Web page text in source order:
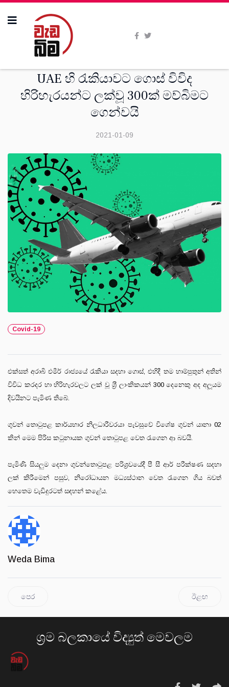
UAE හි රැකියාවට ගොස් විවිද
හිරිහැරයන්ට ලක්වූ 300ක් මව්බිමට
ගෙන්වයි
2021-01-09
Covid-19
එක්සත් අරාබි එමීර් රාජ්‍යයේ රැකියා සදහා ගොස්, එහිදී තම හාම්පුතුන් අතින්
විවිධ කරදර හා හිරිහැරවලට ලක් වූ ශ‍්‍රී ලාංකිකයන් 300 දෙනෙකු අද අලූයම
දිවයිනට පැමිණ තිබේ.
ගුවන් තොටුපළ කාර්යභාර නිලධාරීවරයා පැවසුවේ විශේෂ ගුවන් යානා 02
කින් මෙම පිරිස කටුනායක ගුවන් තොටුපළ වෙත රැගෙන ආ බවයි.
පැමිණි සියලුම දෙනා ගුවන්තොටුපළ පරිශ්‍රවයේදී පී සී ආර් පරීක්ෂණ සදහා
ලක් කිරීමෙන් පසුව, නිරෝධායන මධ්‍යස්ථාන වෙත රැගෙන ගිය බවත්
හෙතෙම වැඩිදුරටත් සඳහන් කළේය.
Weda Bima
පෙර ඊළඟ
ශ්‍රම බලකායේ විද්‍යුත් මෙවලම